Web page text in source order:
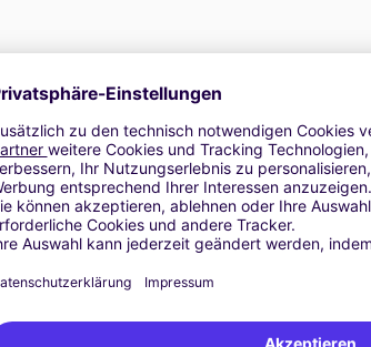
| Seient elevat | GPS | Kit de Moviment |
nieve